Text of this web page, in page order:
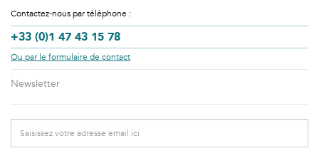
Contactez-nous par téléphone :
+33 (0)1 47 43 15 78
Ou par le formulaire de contact
Newsletter